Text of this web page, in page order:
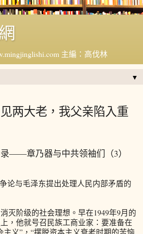
主編：高伐林
▼
两大老，我父亲陷入重
——章乃器与中共领袖们（3）
与毛泽东提出处理人民内部矛盾的
阶级的社会理想。早在1949年9月的
，他就号召民族工商业家：要准备在
主义”，“摆脱资本主义衰老时期的苦恼